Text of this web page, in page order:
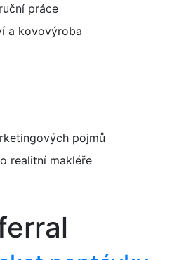
práce
a kovovýroba
pojmů
realitní makléře